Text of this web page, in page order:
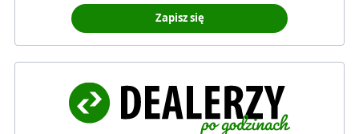
Zapisz się